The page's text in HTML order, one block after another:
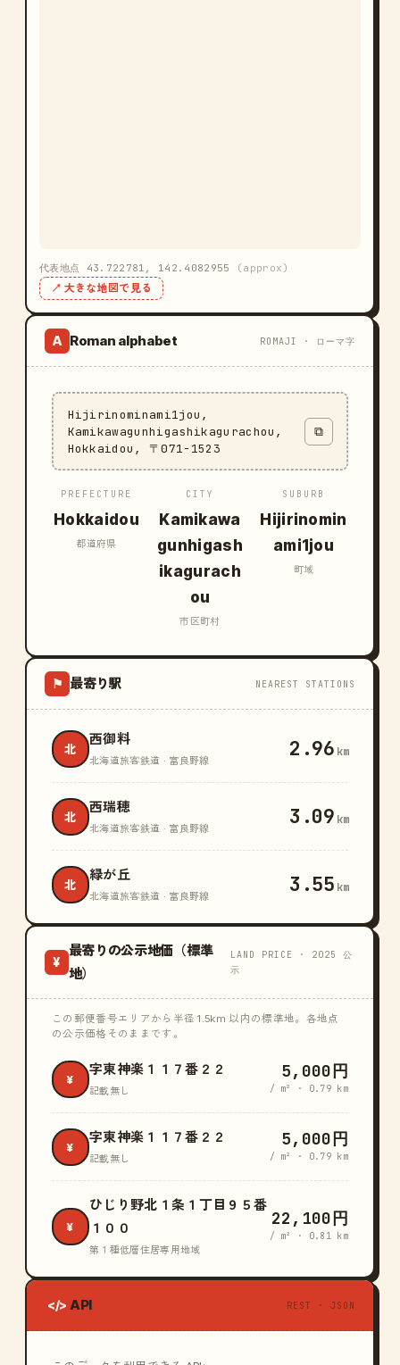
代表地点 43.722781, 142.4082955 (approx)
↗ 大きな地図で見る
A Roman alphabet ROMAJI · ローマ字
Hijirinominami1jou,
Kamikawagunhigashikagurachou,
Hokkaidou, 〒071-1523
⧉
PREFECTURE
Hokkaidou
都道府県
CITY
Kamikawa
gunhigash
ikagurach
ou
市区町村
SUBURB
Hijirinomin
ami1jou
町域
⚑ 最寄り駅 NEAREST STATIONS
北
西御料
北海道旅客鉄道 · 富良野線 2.96 km
北
西瑞穂
北海道旅客鉄道 · 富良野線 3.09 km
北
緑が丘
北海道旅客鉄道 · 富良野線 3.55 km
¥
最寄りの公示地価（標準
地）
LAND PRICE · 2025 公
示
この郵便番号エリアから半径 1.5km 以内の標準地。各地点
の公示価格そのままです。
¥
字東神楽１１７番２２
記載無し
5,000円
/ m² · 0.79 km
¥
字東神楽１１７番２２
記載無し
5,000円
/ m² · 0.79 km
¥
ひじり野北１条１丁目９５番
１００
第１種低層住居専用地域
22,100円
/ m² · 0.81 km
</> API REST · JSON